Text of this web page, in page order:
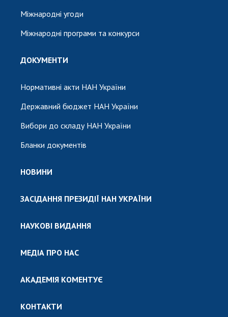
Міжнародні угоди
Міжнародні програми та конкурси
ДОКУМЕНТИ
Нормативні акти НАН України
Державний бюджет НАН України
Вибори до складу НАН України
Бланки документів
НОВИНИ
ЗАСІДАННЯ ПРЕЗИДІЇ НАН УКРАЇНИ
НАУКОВІ ВИДАННЯ
МЕДІА ПРО НАС
АКАДЕМІЯ КОМЕНТУЄ
КОНТАКТИ